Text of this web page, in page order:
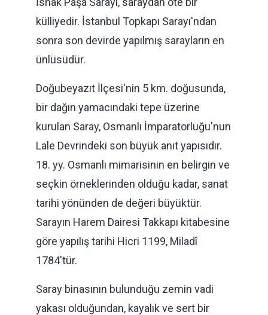
külliyedir. İstanbul Topkapı Sarayı'ndan
sonra son devirde yapılmış sarayların en
ünlüsüdür.
Doğubeyazıt İlçesi'nin 5 km. doğusunda,
bir dağın yamacındaki tepe üzerine
kurulan Saray, Osmanlı İmparatorluğu'nun
Lale Devrindeki son büyük anıt yapısıdır.
18. yy. Osmanlı mimarisinin en belirgin ve
seçkin örneklerinden olduğu kadar, sanat
tarihi yönünden de değeri büyüktür.
Sarayın Harem Dairesi Takkapı kitabesine
göre yapılış tarihi Hicri 1199, Miladî
1784'tür.
Saray binasının bulunduğu zemin vadi
yakası olduğundan, kayalık ve sert bir